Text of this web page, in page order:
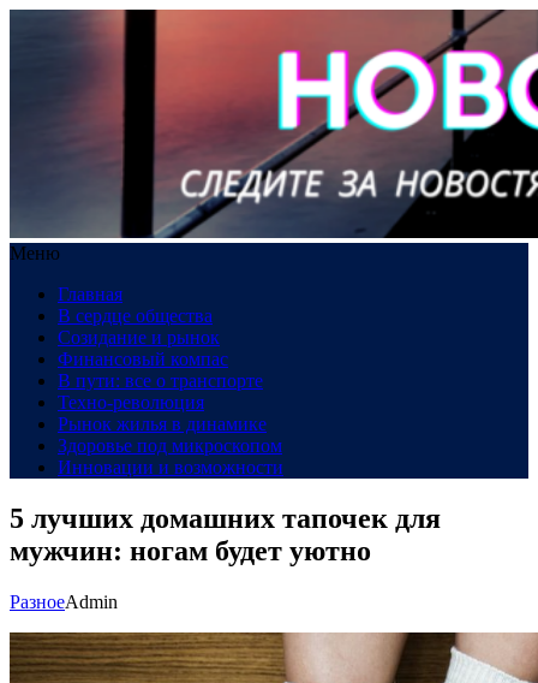
Меню
Главная
В сердце общества
Созидание и рынок
Финансовый компас
В пути: все о транспорте
Техно-революция
Рынок жилья в динамике
Здоровье под микроскопом
Инновации и возможности
5 лучших домашних тапочек для
мужчин: ногам будет уютно
РазноеAdmin